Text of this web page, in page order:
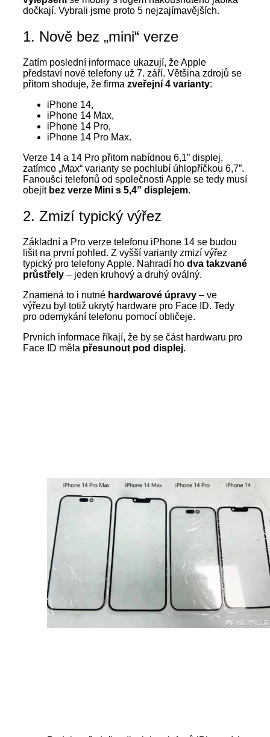
dočkají. Vybrali jsme proto 5 nejzajímavějších.
1. Nově bez „mini“ verze
Zatím poslední informace ukazují, že Apple
představí nové telefony už 7. září. Většina zdrojů se
přitom shoduje, že firma zveřejní 4 varianty:
iPhone 14,
iPhone 14 Max,
iPhone 14 Pro,
iPhone 14 Pro Max.
Verze 14 a 14 Pro přitom nabídnou 6,1” displej,
zatímco „Max“ varianty se pochlubí úhlopříčkou 6,7”.
Fanoušci telefonů od společnosti Apple se tedy musí
obejít bez verze Mini s 5,4” displejem.
2. Zmizí typický výřez
Základní a Pro verze telefonu iPhone 14 se budou
lišit na první pohled. Z vyšší varianty zmizí výřez
typický pro telefony Apple. Nahradí ho dva takzvané
průstřely – jeden kruhový a druhý oválný.
Znamená to i nutné hardwarové úpravy – ve
výřezu byl totiž ukrytý hardware pro Face ID. Tedy
pro odemykání telefonu pomocí obličeje.
Prvních informace říkají, že by se část hardwaru pro
Face ID měla přesunout pod displej.